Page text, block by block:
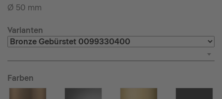
Ø 50 mm
Varianten
Farben